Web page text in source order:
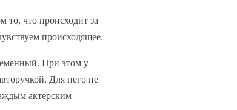
то, что происходит за
происходящее.
При этом у
Для него не
актерским